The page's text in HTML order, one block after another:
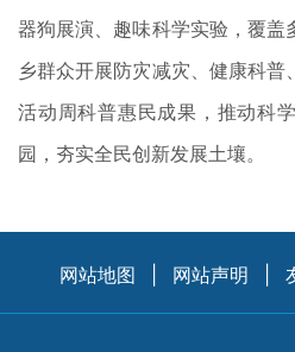
器狗展演、趣味科学实验，覆盖
乡群众开展防灾减灾、健康科
活动周科普惠民成果，推动科
园，夯实全民创新发展土壤。
网站地图 网站声明